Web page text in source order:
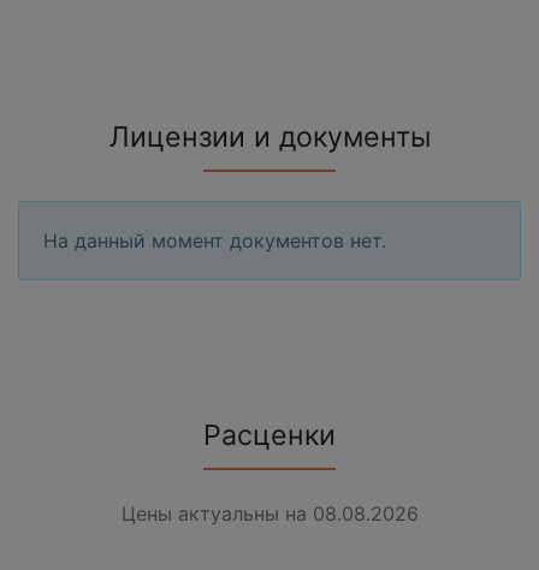
Лицензии и документы
На данный момент документов нет.
Расценки
Цены актуальны на 08.08.2026